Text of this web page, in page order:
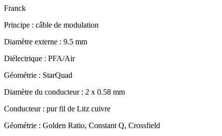
Franck
Principe : câble de modulation
Diamètre externe : 9.5 mm
Diélectrique : PFA/Air
Géométrie : StarQuad
Diamètre du conducteur : 2 x 0.58 mm
Conducteur : pur fil de Litz cuivre
Géométrie : Golden Ratio, Constant Q, Crossfield